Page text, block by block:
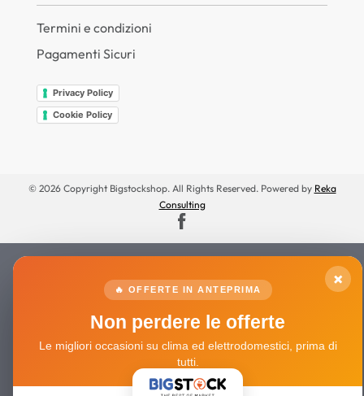
Termini e condizioni
Pagamenti Sicuri
Privacy Policy
Cookie Policy
© 2026 Copyright Bigstockshop. All Rights Reserved. Powered by Reka
Consulting
×
🔥 OFFERTE IN ANTEPRIMA
Non perdere le offerte
Le migliori occasioni su clima ed elettrodomestici, prima di
tutti.